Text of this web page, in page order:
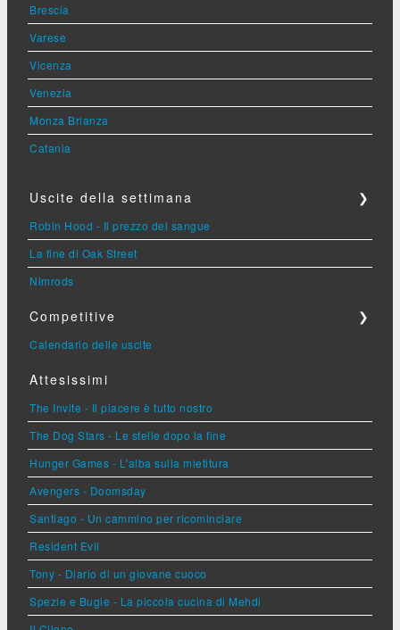
Brescia
Varese
Vicenza
Venezia
Monza Brianza
Catania
Uscite della settimana ❯
Robin Hood - Il prezzo del sangue
La fine di Oak Street
Nimrods
Competitive ❯
Calendario delle uscite
Attesissimi
The Invite - Il piacere è tutto nostro
The Dog Stars - Le stelle dopo la fine
Hunger Games - L'alba sulla mietitura
Avengers - Doomsday
Santiago - Un cammino per ricominciare
Resident Evil
Tony - Diario di un giovane cuoco
Spezie e Bugie - La piccola cucina di Mehdi